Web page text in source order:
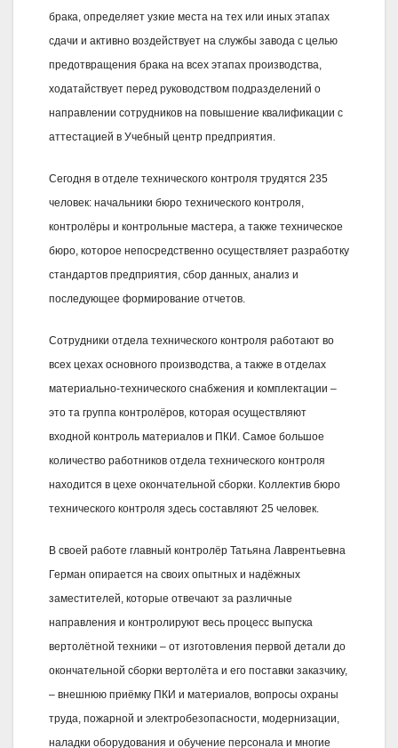
брака, определяет узкие места на тех или иных этапах
сдачи и активно воздействует на службы завода с целью
предотвращения брака на всех этапах производства,
ходатайствует перед руководством подразделений о
направлении сотрудников на повышение квалификации с
аттестацией в Учебный центр предприятия.
Сегодня в отделе технического контроля трудятся 235
человек: начальники бюро технического контроля,
контролёры и контрольные мастера, а также техническое
бюро, которое непосредственно осуществляет разработку
стандартов предприятия, сбор данных, анализ и
последующее формирование отчетов.
Сотрудники отдела технического контроля работают во
всех цехах основного производства, а также в отделах
материально-технического снабжения и комплектации –
это та группа контролёров, которая осуществляют
входной контроль материалов и ПКИ. Самое большое
количество работников отдела технического контроля
находится в цехе окончательной сборки. Коллектив бюро
технического контроля здесь составляют 25 человек.
В своей работе главный контролёр Татьяна Лаврентьевна
Герман опирается на своих опытных и надёжных
заместителей, которые отвечают за различные
направления и контролируют весь процесс выпуска
вертолётной техники – от изготовления первой детали до
окончательной сборки вертолёта и его поставки заказчику,
– внешнюю приёмку ПКИ и материалов, вопросы охраны
труда, пожарной и электробезопасности, модернизации,
наладки оборудования и обучение персонала и многие